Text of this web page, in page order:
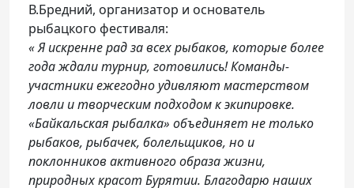
В.Бредний, организатор и основатель
рыбацкого фестиваля:
« Я искренне рад за всех рыбаков, которые более
года ждали турнир, готовились! Команды-
участники ежегодно удивляют мастерством
ловли и творческим подходом к экипировке.
«Байкальская рыбалка» объединяет не только
рыбаков, рыбачек, болельщиков, но и
поклонников активного образа жизни,
природных красот Бурятии. Благодарю наших